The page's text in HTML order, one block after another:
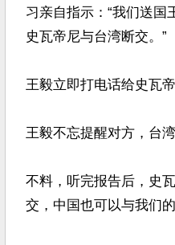
习亲自指示：“我们送国
史瓦帝尼与台湾断交。”
王毅立即打电话给史瓦
王毅不忘提醒对方，台
不料，听完报告后，史
交，中国也可以与我们